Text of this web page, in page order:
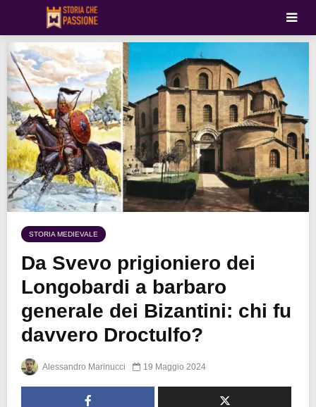
STORIA MEDIEVALE
Da Svevo prigioniero dei
Longobardi a barbaro
generale dei Bizantini: chi fu
davvero Droctulfo?
Alessandro Marinucci 19 Maggio 2024